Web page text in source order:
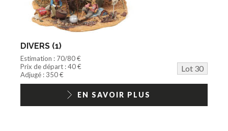
DIVERS (1)
Estimation : 70/80 €
Prix de départ : 40 €
Lot 30
Adjugé : 350 €
EN SAVOIR PLUS